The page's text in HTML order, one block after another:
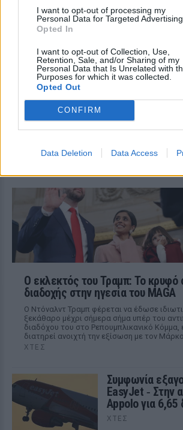
I want to opt-out of processing my
Personal Data for Targeted Advertising.
Opted In
I want to opt-out of Collection, Use,
Retention, Sale, and/or Sharing of my
Personal Data that Is Unrelated with
Purposes for which it was collected.
Opted Out
CONFIRM
Data Deletion Data Access
Βραζιλιάνος
ΧΤΕΣ
Βραζιλιάνος είναι
την πρόταση της Ρεάλ
Meta έξυπνα
στη Βρετανία
Theatres, ολοένα
Ο εκλεκτός του Τραμπ: Το κρυφό
διαδοχής στην ηγεσία του MAGA
Ο Ντόναλντ Τραμπ φέρεται να έδωσε
ξεκάθαρο μέχρι σήμερα σήμα υπέρ του
διαδόχου του στο Ρεπουμπλικανικό
διατηρεί ανοιχτή την εξίσωση με τον
ΧΤΕΣ
Συμφωνία
EasyJet ‑ Στην
Appolo για 6,65
ΧΤΕΣ